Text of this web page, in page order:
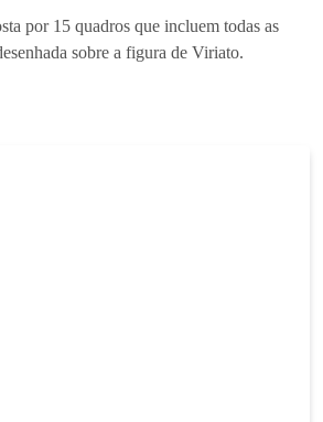
por 15 quadros que incluem todas as
sobre a figura de Viriato.